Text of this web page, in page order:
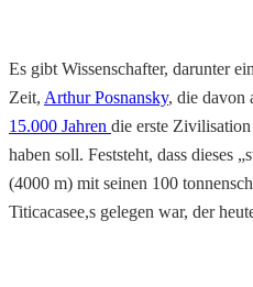
Es gibt Wissenschafter, darunter
Zeit, Arthur Posnansky, die davon
15.000 Jahren die erste
haben soll. Feststeht, dass dieses
(4000 m) mit seinen 100
Titicacasee,s gelegen war, der